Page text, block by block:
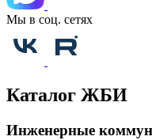
Мы в соц. сетях
Каталог ЖБИ
Инженерные